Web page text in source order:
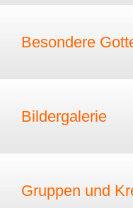
Besondere
Bildergalerie
Gruppen und